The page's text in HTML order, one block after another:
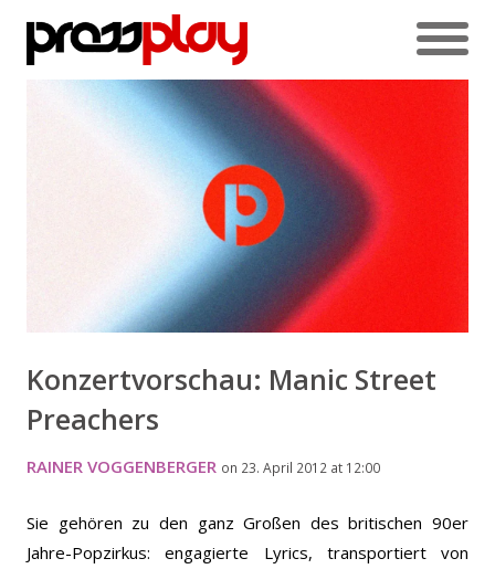
Konzertvorschau: Manic Street
Preachers
RAINER VOGGENBERGER on 23. April 2012 at 12:00
Sie gehören zu den ganz Großen des britischen 90er
Jahre-Popzirkus: engagierte Lyrics, transportiert von